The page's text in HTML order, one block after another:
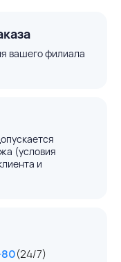
вашего филиала
(условия
и
(24/7)